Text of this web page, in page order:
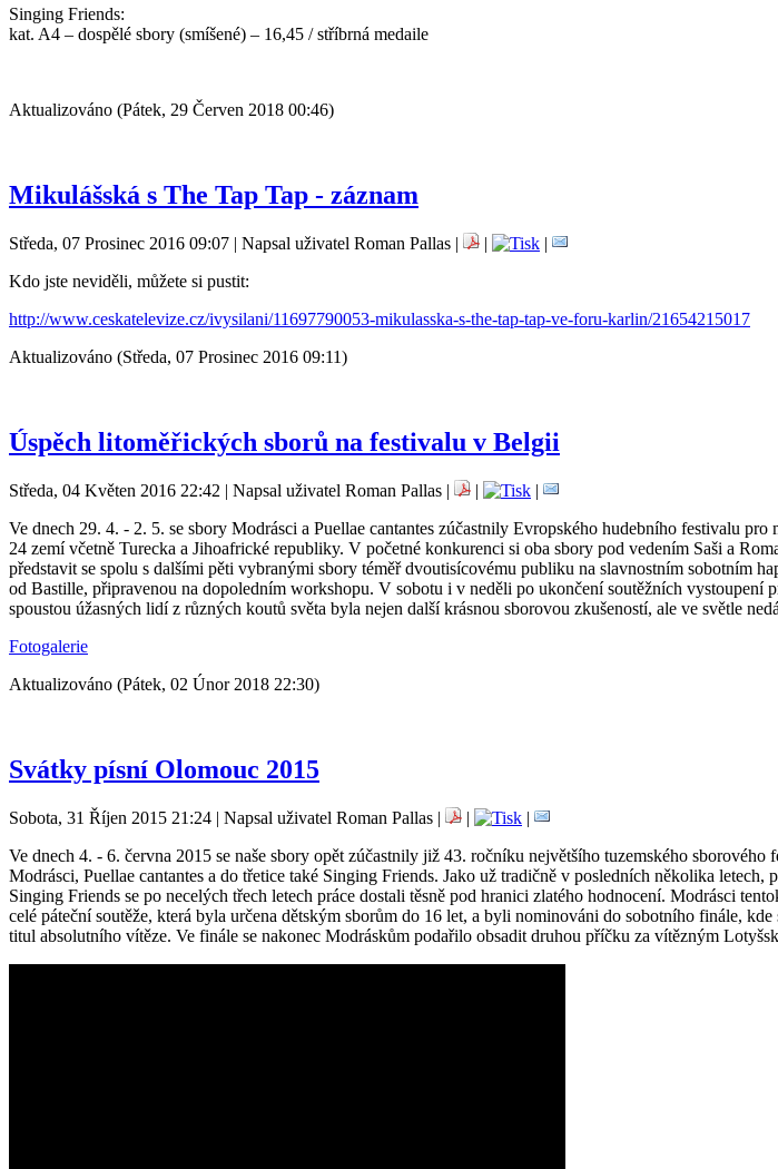
Singing Friends:
kat. A4 – dospělé sbory (smíšené) – 16,45 / stříbrná medaile
Aktualizováno (Pátek, 29 Červen 2018 00:46)
Mikulášská s The Tap Tap - záznam
Středa, 07 Prosinec 2016 09:07 | Napsal uživatel Roman Pallas | |
|
Kdo jste neviděli, můžete si pustit:
http://www.ceskatelevize.cz/ivysilani/11697790053-mikulasska-s-the-tap-tap-ve-foru-karlin/21654215017
Aktualizováno (Středa, 07 Prosinec 2016 09:11)
Úspěch litoměřických sborů na festivalu v Belgii
Středa, 04 Květen 2016 22:42 | Napsal uživatel Roman Pallas | |
|
Ve dnech 29. 4. - 2. 5. se sbory Modrásci a Puellae cantantes zúčastnily Evropského hudebního festivalu
24 zemí včetně Turecka a Jihoafrické republiky. V početné konkurenci si oba sbory pod vedením Saši a
představit se spolu s dalšími pěti vybranými sbory téměř dvoutisícovému publiku na slavnostním sobotním
od Bastille, připravenou na dopoledním workshopu. V sobotu i v neděli po ukončení soutěžních vystoupení
spoustou úžasných lidí z různých koutů světa byla nejen další krásnou sborovou zkušeností, ale ve světle
Fotogalerie
Aktualizováno (Pátek, 02 Únor 2018 22:30)
Svátky písní Olomouc 2015
Sobota, 31 Říjen 2015 21:24 | Napsal uživatel Roman Pallas | |
|
Ve dnech 4. - 6. června 2015 se naše sbory opět zúčastnily již 43. ročníku největšího tuzemského
Modrásci, Puellae cantantes a do třetice také Singing Friends. Jako už tradičně v posledních několika
Singing Friends se po necelých třech letech práce dostali těsně pod hranici zlatého hodnocení. Modrásci
celé páteční soutěže, která byla určena dětským sborům do 16 let, a byli nominováni do sobotního finále,
titul absolutního vítěze. Ve finále se nakonec Modráskům podařilo obsadit druhou příčku za vítězným